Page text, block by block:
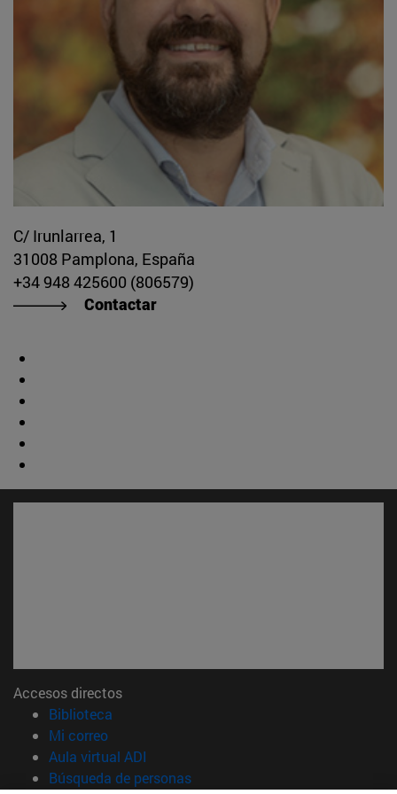
C/ Irunlarrea, 1
31008 Pamplona, España
+34 948 425600 (806579)
Contactar
Accesos directos
Biblioteca
Mi correo(abre en nueva ventana)
Aula virtual ADI
Búsqueda de personas(abre en nueva ventana)